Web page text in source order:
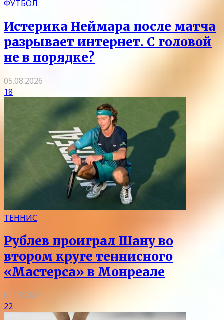
ФУТБОЛ
Истерика Неймара после матча
разрывает интернет. С головой
не в порядке?
05.08.2026
18
ТЕННИС
Рублев проиграл Шану во
втором круге теннисного
«Мастерса» в Монреале
05.08.2026
22